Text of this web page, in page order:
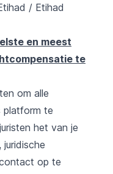
/ Etihad
en meest
te
om alle
platform te
het van je
op te